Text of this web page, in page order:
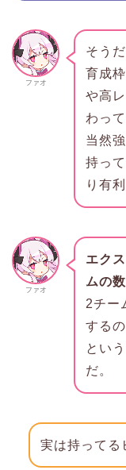
ファオ
そうだ
育成
や高
わって
当然
持っ
り有
ファオ
エク
ムの
2チー
する
とい
だ。
実は持ってる